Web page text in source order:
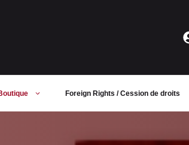
Foreign Rights / Cession de droits